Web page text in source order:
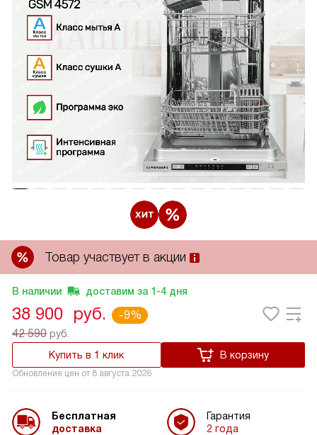
Товар участвует в акции
В наличии доставим за 1-4 дня
38 900 руб.
-9%
42 590 руб.
Купить в 1 клик
В корзину
Обновление цен от 8 августа 2026
Бесплатная
доставка
Гарантия
2 года